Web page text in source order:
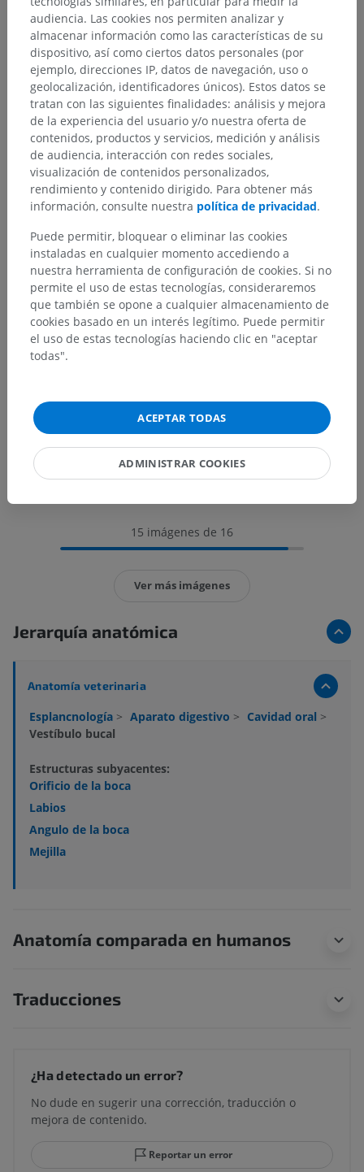
15 imágenes de 16
Ver más imágenes
Jerarquía anatómica
Anatomía veterinaria
Esplancnología > Aparato digestivo > Cavidad oral >
Vestíbulo bucal
Estructuras subyacentes:
Orificio de la boca
Labios
Angulo de la boca
Mejilla
Anatomía comparada en humanos
Traducciones
¿Ha detectado un error?
No dude en sugerir una corrección, traducción o
mejora de contenido.
Reportar un error
audiencia. Las cookies nos permiten analizar y
almacenar información como las características de su
dispositivo, así como ciertos datos personales (por
ejemplo, direcciones IP, datos de navegación, uso o
geolocalización, identificadores únicos). Estos datos se
tratan con las siguientes finalidades: análisis y mejora
de la experiencia del usuario y/o nuestra oferta de
contenidos, productos y servicios, medición y análisis
de audiencia, interacción con redes sociales,
visualización de contenidos personalizados,
rendimiento y contenido dirigido. Para obtener más
información, consulte nuestra política de privacidad.
Puede permitir, bloquear o eliminar las cookies
instaladas en cualquier momento accediendo a
nuestra herramienta de configuración de cookies. Si no
permite el uso de estas tecnologías, consideraremos
que también se opone a cualquier almacenamiento de
cookies basado en un interés legítimo. Puede permitir
el uso de estas tecnologías haciendo clic en "aceptar
todas".
ACEPTAR TODAS
ADMINISTRAR COOKIES